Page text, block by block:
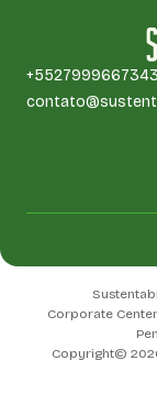
+5527999667343
Corporate Center
Copyright©